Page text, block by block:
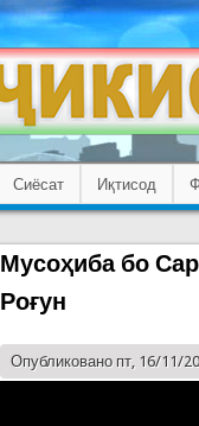
Сиёсат Иқтисод
Мусоҳиба бо
Роғун
Опубликовано пт, 16/11/